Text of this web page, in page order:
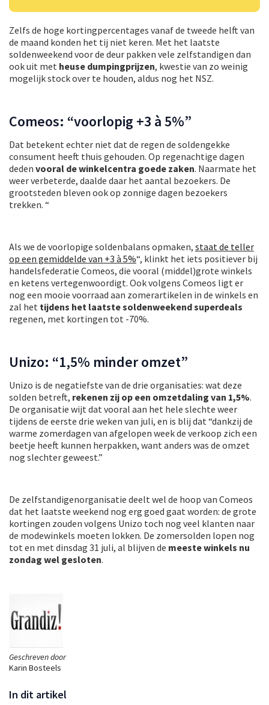
Geschreven door
Karin Bosteels
In dit artikel
Zelfs de hoge kortingpercentages vanaf de tweede helft van
de maand konden het tij niet keren. Met het laatste
soldenweekend voor de deur pakken vele zelfstandigen dan
ook uit met heuse dumpingprijzen, kwestie van zo weinig
mogelijk stock over te houden, aldus nog het NSZ.
Comeos: “voorlopig +3 à 5%”
Dat betekent echter niet dat de regen de soldengekke
consument heeft thuis gehouden. Op regenachtige dagen
deden vooral de winkelcentra goede zaken. Naarmate het
weer verbeterde, daalde daar het aantal bezoekers. De
grootsteden bleven ook op zonnige dagen bezoekers
trekken. “
Als we de voorlopige soldenbalans opmaken, staat de teller
op een gemiddelde van +3 à 5%“, klinkt het iets positiever bij
handelsfederatie Comeos, die vooral (middel)grote winkels
en ketens vertegenwoordigt. Ook volgens Comeos ligt er
nog een mooie voorraad aan zomerartikelen in de winkels en
zal het tijdens het laatste soldenweekend superdeals
regenen, met kortingen tot -70%.
Unizo: “1,5% minder omzet”
Unizo is de negatiefste van de drie organisaties: wat deze
solden betreft, rekenen zij op een omzetdaling van 1,5%.
De organisatie wijt dat vooral aan het hele slechte weer
tijdens de eerste drie weken van juli, en is blij dat “dankzij de
warme zomerdagen van afgelopen week de verkoop zich een
beetje heeft kunnen herpakken, want anders was de omzet
nog slechter geweest.”
De zelfstandigenorganisatie deelt wel de hoop van Comeos
dat het laatste weekend nog erg goed gaat worden: de grote
kortingen zouden volgens Unizo toch nog veel klanten naar
de modewinkels moeten lokken. De zomersolden lopen nog
tot en met dinsdag 31 juli, al blijven de meeste winkels nu
zondag wel gesloten.